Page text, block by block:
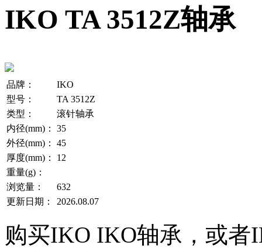
IKO TA 3512Z轴承
品牌：
IKO
型号：
TA 3512Z
类型：
滚针轴承
内径(mm)：
35
外径(mm)：
45
厚度(mm)：
12
重量(g)：
浏览量：
632
更新日期：
2026.08.07
购买IKO IKO轴承，或者